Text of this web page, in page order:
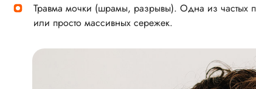
Травма мочки (шрамы, разрывы). Одна из частых
или просто массивных сережек.